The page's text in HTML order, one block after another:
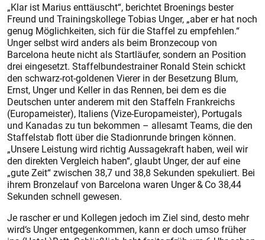
„Klar ist Marius enttäuscht“, berichtet Broenings bester
Freund und Trainingskollege Tobias Unger, „aber er hat noch
genug Möglichkeiten, sich für die Staffel zu empfehlen.“
Unger selbst wird anders als beim Bronzecoup von
Barcelona heute nicht als Startläufer, sondern an Position
drei eingesetzt. Staffelbundestrainer Ronald Stein schickt
den schwarz-rot-goldenen Vierer in der Besetzung Blum,
Ernst, Unger und Keller in das Rennen, bei dem es die
Deutschen unter anderem mit den Staffeln Frankreichs
(Europa­meis­ter), Italiens (Vize-Europameis­ter), Portugals
und Kanadas zu tun bekommen – allesamt Teams, die den
Staffelstab flott über die Stadionrunde bringen können.
„Unsere Leistung wird richtig Aussagekraft haben, weil wir
den direkten Vergleich haben“, glaubt Unger, der auf eine
„gute Zeit“ zwischen 38,7 und 38,8 Sekunden spekuliert. Bei
ihrem Bronzelauf von Barcelona waren Unger & Co 38,44
Sekunden schnell gewesen.
Je rascher er und Kollegen jedoch im Ziel sind, desto mehr
wird‘s Unger entgegenkommen, kann er doch umso früher